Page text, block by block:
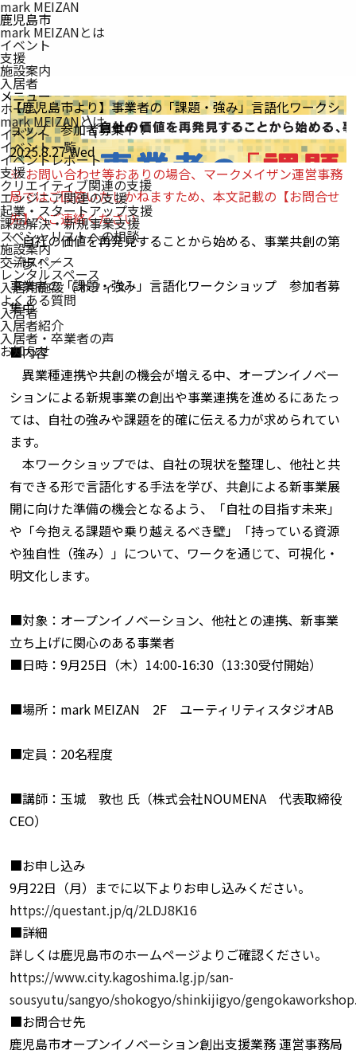
mark MEIZAN
鹿児島市
mark MEIZANとは
イベント
支援
施設案内
入居者
メニュー
ホーム
mark MEIZANとは
イベント
イベント一覧
イベントレポート
支援
クリエイティブ関連の支援
エンジニア関連の支援
起業・スタートアップ支援
課題解決・新規事業支援
スペシャリストへの相談
施設案内
交流スペース
レンタルスペース
入居用施設（オフィス）
よくある質問
入居者
入居者紹介
入居者・卒業者の声
お知らせ
【鹿児島市より】事業者の「課題・強み」言語化ワークシ
ョップ 参加者募集中！
2025.8.27 Wed
※ お問い合わせ等おありの場合、マークメイザン運営事務
局ではご回答いたしかねますため、本文記載の【お問合せ
先】へご連絡ください
＼自社の価値を再発見することから始める、事業共創の第
一歩！／
事業者の「課題・強み」言語化ワークショップ 参加者募
集中
■内容
異業種連携や共創の機会が増える中、オープンイノベー
ションによる新規事業の創出や事業連携を進めるにあたっ
ては、自社の強みや課題を的確に伝える力が求められてい
ます。
本ワークショップでは、自社の現状を整理し、他社と共
有できる形で言語化する手法を学び、共創による新事業展
開に向けた準備の機会となるよう、「自社の目指す未来」
や「今抱える課題や乗り越えるべき壁」「持っている資源
や独自性（強み）」について、ワークを通じて、可視化・
明文化します。
■対象：オープンイノベーション、他社との連携、新事業
立ち上げに関心のある事業者
■日時：9月25日（木）14:00-16:30（13:30受付開始）
■場所：mark MEIZAN 2F ユーティリティスタジオAB
■定員：20名程度
■講師：玉城 敦也 氏（株式会社NOUMENA 代表取締役
CEO）
■お申し込み
9月22日（月）までに以下よりお申し込みください。
https://questant.jp/q/2LDJ8K16
■詳細
詳しくは鹿児島市のホームページよりご確認ください。
https://www.city.kagoshima.lg.jp/san-
sousyutu/sangyo/shokogyo/shinkijigyo/
■お問合せ先
鹿児島市オープンイノベーション創出支援業務 運営事務局